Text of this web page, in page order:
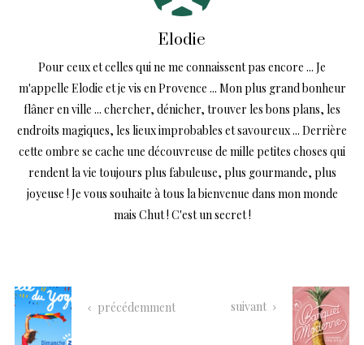
Elodie
Pour ceux et celles qui ne me connaissent pas encore ... Je
m'appelle Elodie et je vis en Provence ... Mon plus grand bonheur
flâner en ville ... chercher, dénicher, trouver les bons plans, les
endroits magiques, les lieux improbables et savoureux ... Derrière
cette ombre se cache une découvreuse de mille petites choses qui
rendent la vie toujours plus fabuleuse, plus gourmande, plus
joyeuse ! Je vous souhaite à tous la bienvenue dans mon monde
mais Chut ! C'est un secret !
précédemment suivant